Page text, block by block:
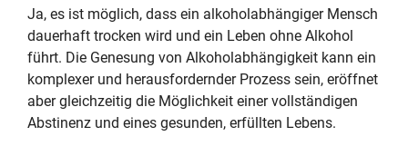
Ja, es ist möglich, dass ein alkoholabhängiger Mensch
dauerhaft trocken wird und ein Leben ohne Alkohol
führt. Die Genesung von Alkoholabhängigkeit kann ein
komplexer und herausfordernder Prozess sein, eröffnet
aber gleichzeitig die Möglichkeit einer vollständigen
Abstinenz und eines gesunden, erfüllten Lebens.